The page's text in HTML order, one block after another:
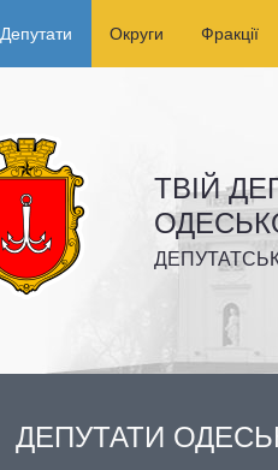
Депутати Округи Фракції
ТВІЙ
ДЕПУТАТИ